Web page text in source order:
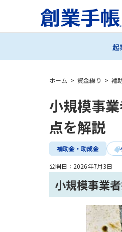
起
ホーム > 資金繰り > 補
小規模事
点を解説
補助金・助成金
公開日： 2026年7月3日
小規模事業